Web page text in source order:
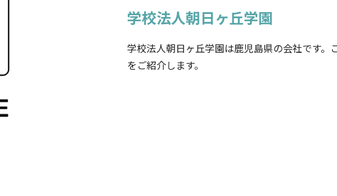
学校法人朝日ヶ丘学園
学校法人朝日ヶ丘学園は鹿児島県の会社です。
をご紹介します。